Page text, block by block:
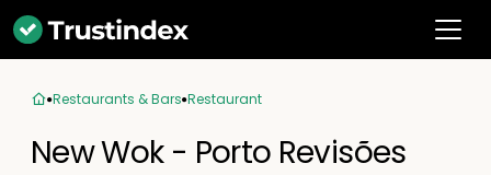
Restaurants & Bars Restaurant
New Wok - Porto Revisões